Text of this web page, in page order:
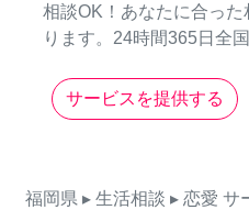
相談OK！あなたに合っ
ります。24時間365日全
サービスを提供する
福岡県 ▸ 生活相談 ▸ 恋愛 サ